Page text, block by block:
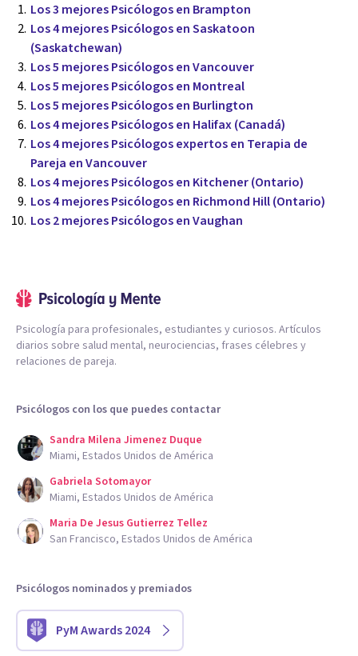
Los 3 mejores Psicólogos en Brampton
Los 4 mejores Psicólogos en Saskatoon
(Saskatchewan)
Los 5 mejores Psicólogos en Vancouver
Los 5 mejores Psicólogos en Montreal
Los 5 mejores Psicólogos en Burlington
Los 4 mejores Psicólogos en Halifax (Canadá)
Los 4 mejores Psicólogos expertos en Terapia de
Pareja en Vancouver
Los 4 mejores Psicólogos en Kitchener (Ontario)
Los 4 mejores Psicólogos en Richmond Hill (Ontario)
Los 2 mejores Psicólogos en Vaughan
Psicología para profesionales, estudiantes y curiosos. Artículos
diarios sobre salud mental, neurociencias, frases célebres y
relaciones de pareja.
Psicólogos con los que puedes contactar
Sandra Milena Jimenez Duque
Miami, Estados Unidos de América
Gabriela Sotomayor
Miami, Estados Unidos de América
Maria De Jesus Gutierrez Tellez
San Francisco, Estados Unidos de América
Psicólogos nominados y premiados
PyM Awards 2024